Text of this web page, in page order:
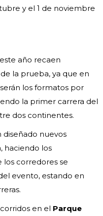
y el 1 de noviembre
año recaen
la prueba, ya que en
los formatos por
la primer carrera del
dos continentes.
nuevos
haciendo los
corredores se
evento, estando en
en el Parque